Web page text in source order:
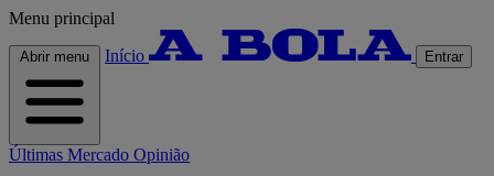
Menu principal
Abrir menu Início Entrar
Últimas Mercado Opinião